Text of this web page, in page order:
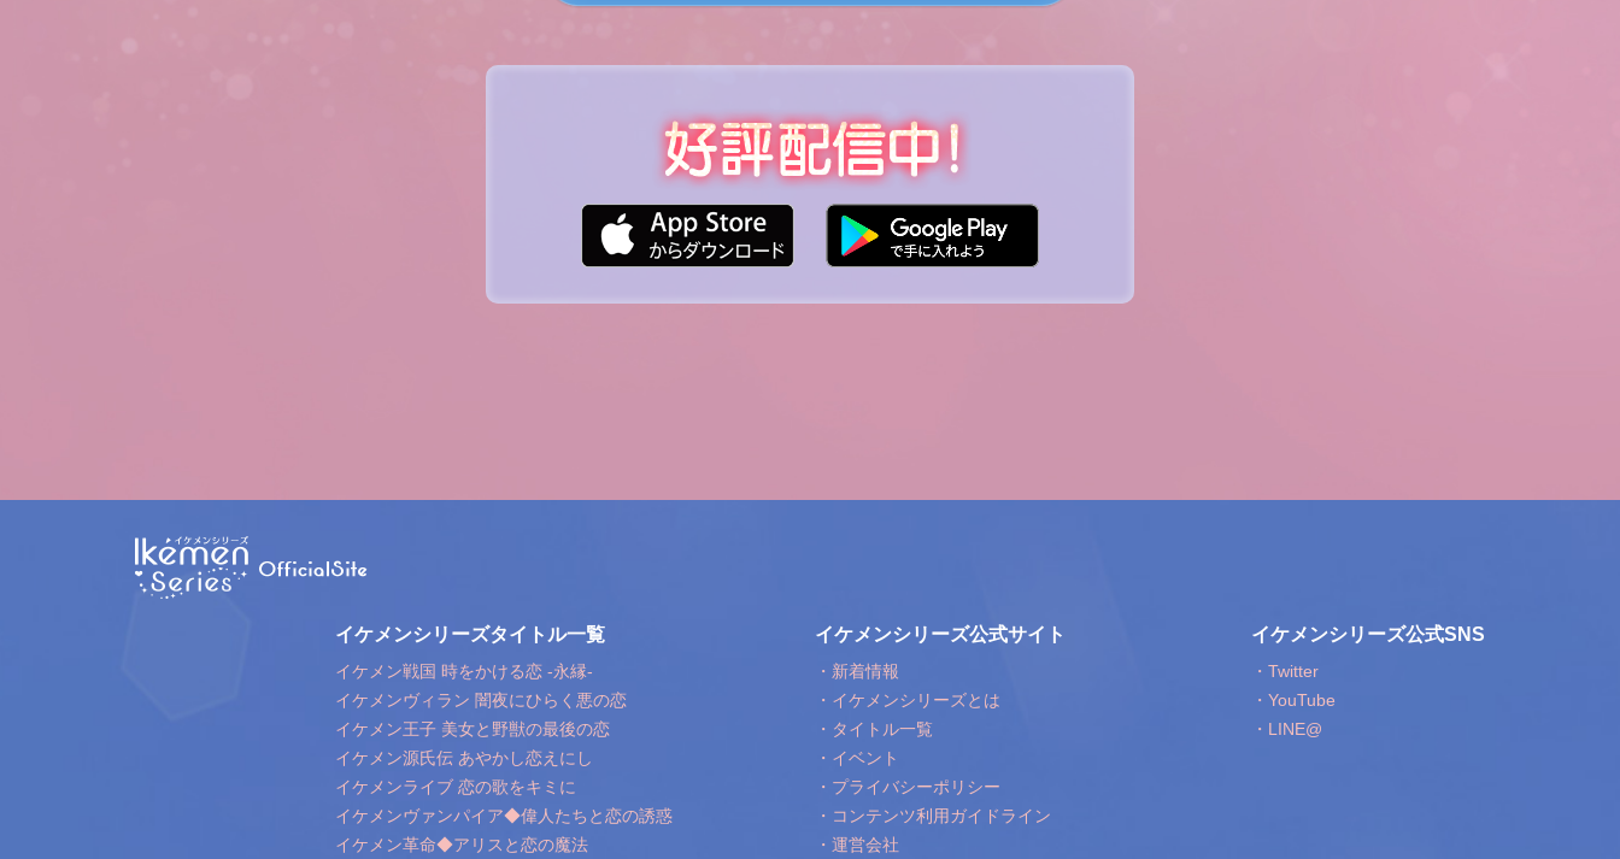
イケメンシリーズタイトル一覧
イケメン戦国 時をかける恋 -永縁-
イケメンヴィラン 闇夜にひらく悪の恋
イケメン王子 美女と野獣の最後の恋
イケメン源氏伝 あやかし恋えにし
イケメンライブ 恋の歌をキミに
イケメンヴァンパイア◆偉人たちと恋の誘惑
イケメン革命◆アリスと恋の魔法
イケメンシリーズ公式サイト
・新着情報
・イケメンシリーズとは
・タイトル一覧
・イベント
・プライバシーポリシー
・コンテンツ利用ガイドライン
・運営会社
イケメンシリーズ公式SNS
・Twitter
・YouTube
・LINE@